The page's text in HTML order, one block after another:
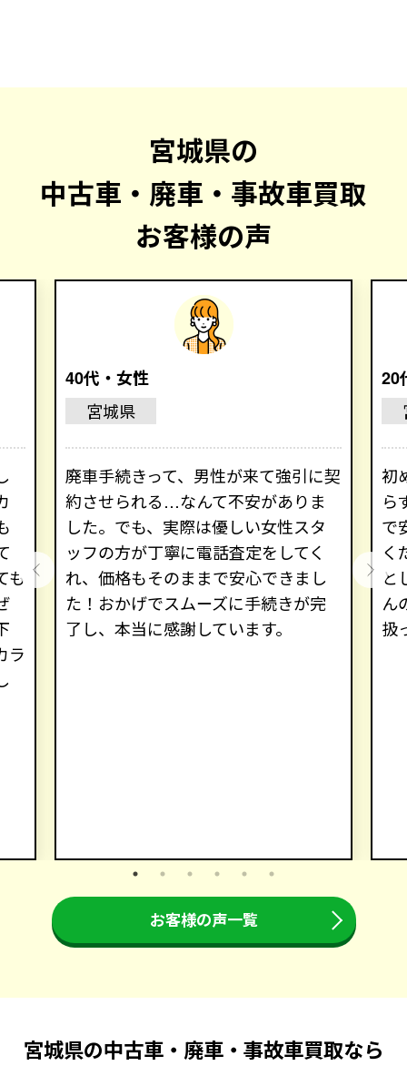
宮城県の
中古車・廃車・事故車買取
お客様の声
も
ラ
40代・女性
宮城県
廃車手続きって、男性が来て強引に契
約させられる…なんて不安がありま
した。でも、実際は優しい女性スタ
ッフの方が丁寧に電話査定をしてく
れ、価格もそのままで安心できまし
た！おかげでスムーズに手続きが完
了し、本当に感謝しています。
20
初
ら
で
く
と
ん
扱
お客様の声一覧
宮城県の中古車・廃車・事故車買取なら